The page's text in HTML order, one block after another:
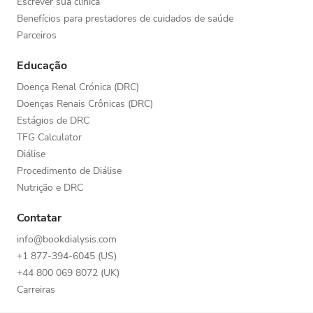
Benefícios para prestadores de cuidados de saúde
Parceiros
Educação
Doença Renal Crónica (DRC)
Doenças Renais Crônicas (DRC)
Estágios de DRC
TFG Calculator
Diálise
Procedimento de Diálise
Nutrição e DRC
Contatar
info@bookdialysis.com
+1 877-394-6045 (US)
+44 800 069 8072 (UK)
Carreiras